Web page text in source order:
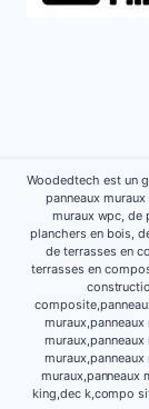
Woodedtech est un
panneaux
muraux wpc, de
planchers en bois,
de terrasses en
terrasses en
muraux,panneaux
muraux,panneaux
muraux,panneaux
muraux,panneaux
king,dec k,compo